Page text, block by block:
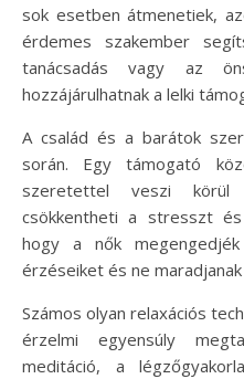
sok esetben átmenetiek,
érdemes szakember
tanácsadás vagy az
hozzájárulhatnak a lelki
A család és a barátok
során. Egy támogató
szeretettel veszi
csökkentheti a stresszt
hogy a nők
érzéseiket és ne
Számos olyan relaxációs
érzelmi egyensúly
meditáció, a